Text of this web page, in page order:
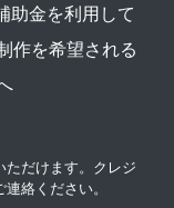
助金を利用して
作を希望される
ただけます。クレジ
絡ください。